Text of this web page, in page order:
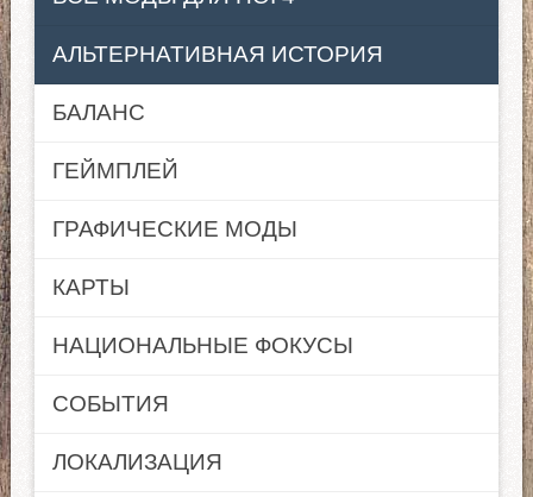
АЛЬТЕРНАТИВНАЯ ИСТОРИЯ
БАЛАНС
ГЕЙМПЛЕЙ
ГРАФИЧЕСКИЕ МОДЫ
КАРТЫ
НАЦИОНАЛЬНЫЕ ФОКУСЫ
СОБЫТИЯ
ЛОКАЛИЗАЦИЯ